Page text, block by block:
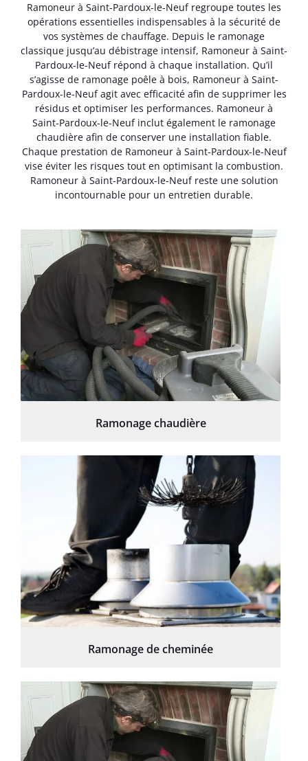
Ramoneur à Saint-Pardoux-le-Neuf regroupe toutes les
opérations essentielles indispensables à la sécurité de
vos systèmes de chauffage. Depuis le ramonage
classique jusqu’au débistrage intensif, Ramoneur à Saint-
Pardoux-le-Neuf répond à chaque installation. Qu’il
s’agisse de ramonage poêle à bois, Ramoneur à Saint-
Pardoux-le-Neuf agit avec efficacité afin de supprimer les
résidus et optimiser les performances. Ramoneur à
Saint-Pardoux-le-Neuf inclut également le ramonage
chaudière afin de conserver une installation fiable.
Chaque prestation de Ramoneur à Saint-Pardoux-le-Neuf
vise éviter les risques tout en optimisant la combustion.
Ramoneur à Saint-Pardoux-le-Neuf reste une solution
incontournable pour un entretien durable.
Ramonage chaudière
Ramonage de cheminée